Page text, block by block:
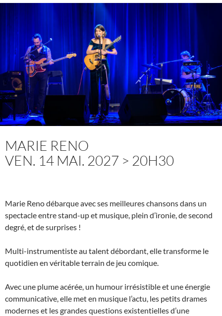
MARIE RENO
VEN. 14 MAI. 2027 > 20H30
Marie Reno débarque avec ses meilleures chansons dans un
spectacle entre stand-up et musique, plein d’ironie, de second
degré, et de surprises !
Multi-instrumentiste au talent débordant, elle transforme le
quotidien en véritable terrain de jeu comique.
Avec une plume acérée, un humour irrésistible et une énergie
communicative, elle met en musique l’actu, les petits drames
modernes et les grandes questions existentielles d’une